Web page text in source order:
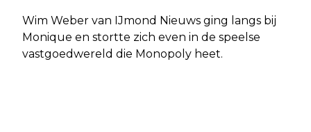
Wim Weber van IJmond Nieuws ging langs bij
Monique en stortte zich even in de speelse
vastgoedwereld die Monopoly heet.